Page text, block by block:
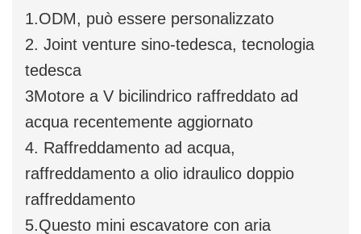
1.ODM, può essere personalizzato
2. Joint venture sino-tedesca, tecnologia
tedesca
3Motore a V bicilindrico raffreddato ad
acqua recentemente aggiornato
4. Raffreddamento ad acqua,
raffreddamento a olio idraulico doppio
raffreddamento
5.Questo mini escavatore con aria